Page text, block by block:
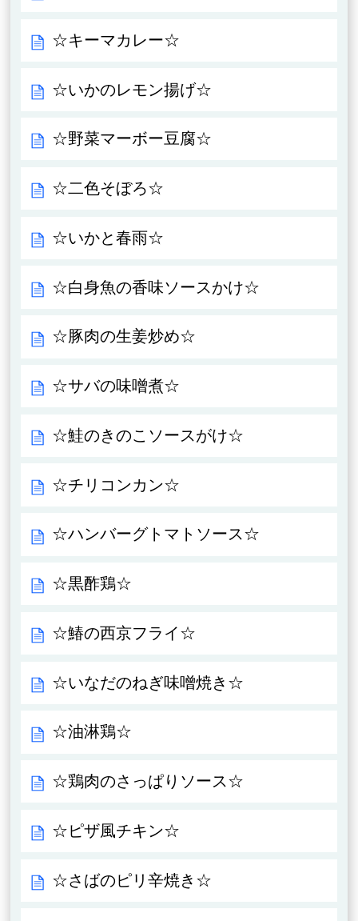
☆キーマカレー☆
☆いかのレモン揚げ☆
☆野菜マーボー豆腐☆
☆二色そぼろ☆
☆いかと春雨☆
☆白身魚の香味ソースかけ☆
☆豚肉の生姜炒め☆
☆サバの味噌煮☆
☆鮭のきのこソースがけ☆
☆チリコンカン☆
☆ハンバーグトマトソース☆
☆黒酢鶏☆
☆鰆の西京フライ☆
☆いなだのねぎ味噌焼き☆
☆油淋鶏☆
☆鶏肉のさっぱりソース☆
☆ピザ風チキン☆
☆さばのピリ辛焼き☆